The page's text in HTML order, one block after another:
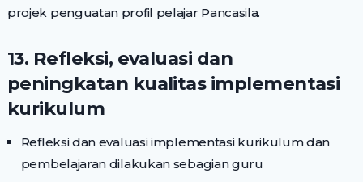
projek penguatan profil pelajar Pancasila.
13. Refleksi, evaluasi dan
peningkatan kualitas implementasi
kurikulum
Refleksi dan evaluasi implementasi kurikulum dan
pembelajaran dilakukan sebagian guru